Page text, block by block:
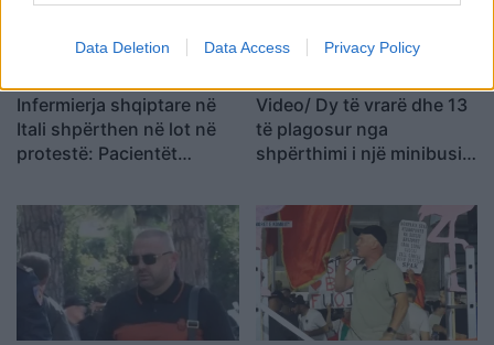
Data Deletion Data Access Privacy Policy
Infermierja shqiptare në
Itali shpërthen në lot në
protestë: Pacientët
kurim jashtë vendit
Video/ Dy të vrarë dhe 13
të plagosur nga
shpërthimi i një minibusi